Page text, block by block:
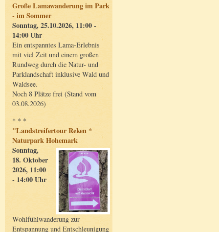
Große Lamawanderung im Park
- im Sommer
Sonntag, 25.10.2026, 11:00 -
14:00 Uhr
Ein entspanntes Lama-Erlebnis
mit viel Zeit und einem großen
Rundweg durch die Natur- und
Parklandschaft inklusive Wald und
Waldsee.
Noch 8 Plätze frei (Stand vom
03.08.2026)
* * *
"Landstreifertour Reken *
Naturpark Hohemark
Sonntag,
18. Oktober
2026, 11:00
- 14:00 Uhr
Wohlfühlwanderung zur
Entspannung und Entschleunigung